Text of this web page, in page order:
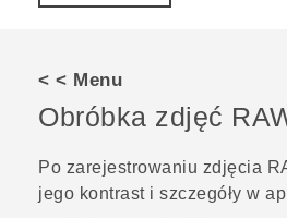
POMOC TECHNICZNA
< < Menu
Obróbka zdjęć
Po zarejestrowaniu zdjęcia
jego kontrast i szczegóły w